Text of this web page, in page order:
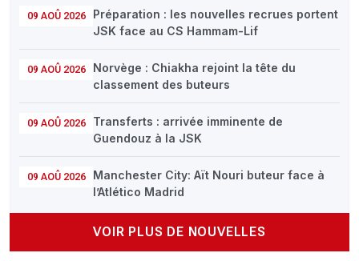
09 AOÛ 2026
Préparation : les nouvelles recrues portent
JSK face au CS Hammam-Lif
09 AOÛ 2026
Norvège : Chiakha rejoint la tête du
classement des buteurs
09 AOÛ 2026
Transferts : arrivée imminente de
Guendouz à la JSK
09 AOÛ 2026
Manchester City: Aït Nouri buteur face à
l’Atlético Madrid
VOIR PLUS DE NOUVELLES